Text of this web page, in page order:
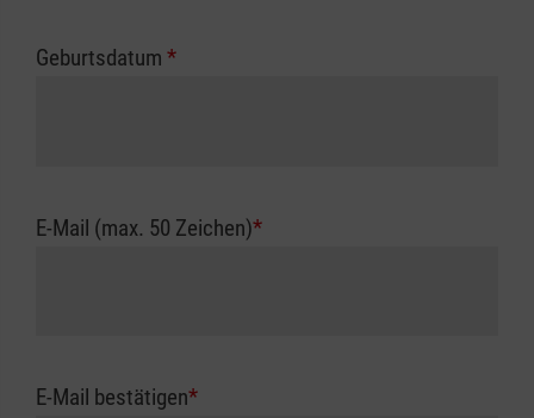
Geburtsdatum *
E-Mail (max. 50 Zeichen)*
E-Mail bestätigen*